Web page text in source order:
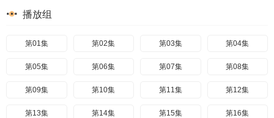
播放组
第01集 第02集 第03集 第04集
第05集 第06集 第07集 第08集
第09集 第10集 第11集 第12集
第13集 第14集 第15集 第16集